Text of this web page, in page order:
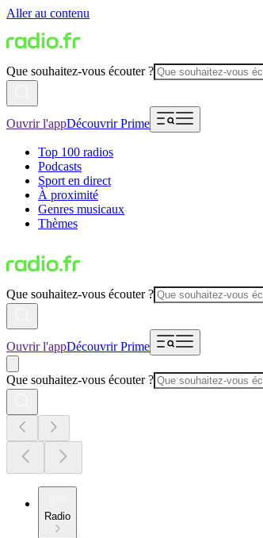
Aller au contenu
Que souhaitez-vous écouter ?
Ouvrir l'appDécouvrir Prime
Top 100 radios
Podcasts
Sport en direct
À proximité
Genres musicaux
Thèmes
Que souhaitez-vous écouter ?
Ouvrir l'appDécouvrir Prime
Que souhaitez-vous écouter ?
Radio